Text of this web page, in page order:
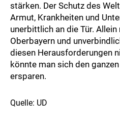
stärken. Der Schutz des
Armut, Krankheiten und
unerbittlich an die Tür.
Oberbayern und
diesen Herausforderungen
könnte man sich den
ersparen.
Quelle: UD